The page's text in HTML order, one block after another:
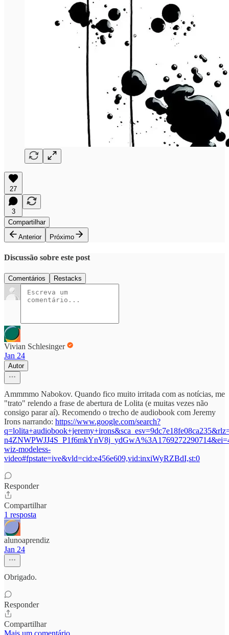
27
3
Compartilhar
Anterior
Próximo
Discussão sobre este post
Comentários Restacks
Vivian Schlesinger
Jan 24
Autor
Ammmmo Nabokov. Quando fico muito irritada com as notícias, me
"trato" relendo a frase de abertura de Lolita (e muitas vezes não
consigo parar aí). Recomendo o trecho de audiobook com Jeremy
Irons narrando: https://www.google.com/search?
wiz-modeless-
video#fpstate=ive&vld=cid:e456e609,vid:inxiWyRZBdI,st:0
Responder
Compartilhar
1 resposta
alunoaprendiz
Jan 24
Obrigado.
Responder
Compartilhar
Mais um comentário...